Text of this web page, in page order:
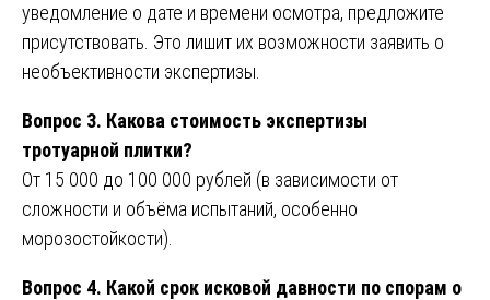
уведомление о дате и времени осмотра, предложите
присутствовать. Это лишит их возможности заявить о
необъективности экспертизы.
Вопрос 3. Какова стоимость экспертизы
тротуарной плитки?
От 15 000 до 100 000 рублей (в зависимости от
сложности и объёма испытаний, особенно
морозостойкости).
Вопрос 4. Какой срок исковой давности по спорам о